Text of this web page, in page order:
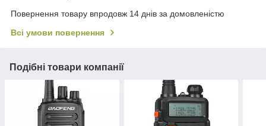
Повернення товару впродовж 14 днів за домовленістю
Всі умови повернення
Подібні товари компанії